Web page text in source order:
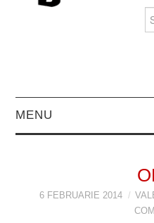
MENU
6 FEBRUARIE 2014